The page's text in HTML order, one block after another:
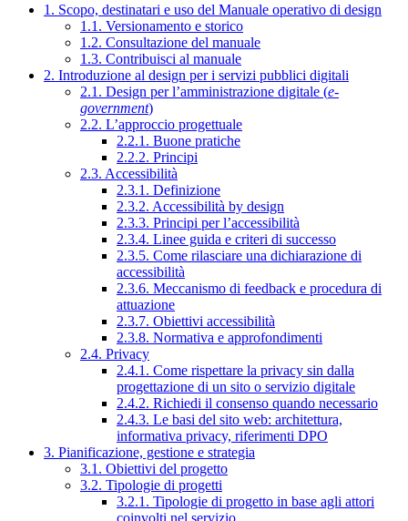
1. Scopo, destinatari e uso del Manuale operativo di design
1.1. Versionamento e storico
1.2. Consultazione del manuale
1.3. Contribuisci al manuale
2. Introduzione al design per i servizi pubblici digitali
2.1. Design per l’amministrazione digitale (e-
government)
2.2. L’approccio progettuale
2.2.1. Buone pratiche
2.2.2. Principi
2.3. Accessibilità
2.3.1. Definizione
2.3.2. Accessibilità by design
2.3.3. Principi per l’accessibilità
2.3.4. Linee guida e criteri di successo
2.3.5. Come rilasciare una dichiarazione di
accessibilità
2.3.6. Meccanismo di feedback e procedura di
attuazione
2.3.7. Obiettivi accessibilità
2.3.8. Normativa e approfondimenti
2.4. Privacy
2.4.1. Come rispettare la privacy sin dalla
progettazione di un sito o servizio digitale
2.4.2. Richiedi il consenso quando necessario
2.4.3. Le basi del sito web: architettura,
informativa privacy, riferimenti DPO
3. Pianificazione, gestione e strategia
3.1. Obiettivi del progetto
3.2. Tipologie di progetti
3.2.1. Tipologie di progetto in base agli attori
coinvolti nel servizio